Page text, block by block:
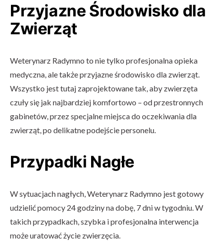
Przyjazne Środowisko dla
Zwierząt
Weterynarz Radymno to nie tylko profesjonalna opieka
medyczna, ale także przyjazne środowisko dla zwierząt.
Wszystko jest tutaj zaprojektowane tak, aby zwierzęta
czuły się jak najbardziej komfortowo – od przestronnych
gabinetów, przez specjalne miejsca do oczekiwania dla
zwierząt, po delikatne podejście personelu.
Przypadki Nagłe
W sytuacjach nagłych, Weterynarz Radymno jest gotowy
udzielić pomocy 24 godziny na dobę, 7 dni w tygodniu. W
takich przypadkach, szybka i profesjonalna interwencja
może uratować życie zwierzęcia.